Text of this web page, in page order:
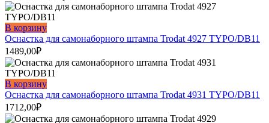
В корзину
Оснастка для самонаборного штампа Trodat 4927 TYPO/DB11
1489,00₽
В корзину
Оснастка для самонаборного штампа Trodat 4931 TYPO/DB11
1712,00₽